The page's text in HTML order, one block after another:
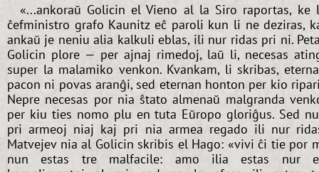
«...ankoraŭ Golicin el Vieno al la Siro raportas, ke
ĉefministro grafo Kaunitz eĉ paroli kun li ne deziras,
ankaŭ je neniu alia kalkuli eblas, ili nur ridas pri ni.
Golicin plore — per ajnaj rimedoj, laŭ li, necesas
super la malamiko venkon. Kvankam, li skribas,
pacon ni povas aranĝi, sed eternan honton per kio
Nepre necesas por nia ŝtato almenaŭ malgranda
per kiu ties nomo plu en tuta Eŭropo gloriĝus. Sed
pri armeoj niaj kaj pri nia armea regado ili nur
Matvejev nia al Golicin skribis el Hago: «vivi ĉi tie por
nun estas tre malfacile: amo ilia estas nur